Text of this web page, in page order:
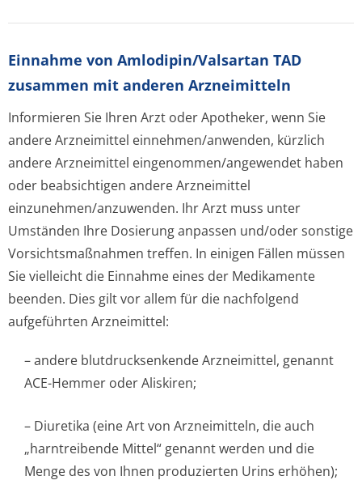
Einnahme von Amlodipin/Valsartan TAD
zusammen mit anderen Arzneimitteln
Informieren Sie Ihren Arzt oder Apotheker, wenn Sie
andere Arzneimittel einnehmen/anwenden, kürzlich
andere Arzneimittel eingenommen/an­gewendet haben
oder beabsichtigen andere Arzneimittel
einzunehmen/an­zuwenden. Ihr Arzt muss unter
Umständen Ihre Dosierung anpassen und/oder sonstige
Vorsichtsmaßnahmen treffen. In einigen Fällen müssen
Sie vielleicht die Einnahme eines der Medikamente
beenden. Dies gilt vor allem für die nachfolgend
aufgeführten Arzneimittel:
– andere blutdrucksenkende Arzneimittel, genannt
ACE-Hemmer oder Aliskiren;
– Diuretika (eine Art von Arzneimitteln, die auch
„harntreibende Mittel“ genannt werden und die
Menge des von Ihnen produzierten Urins erhöhen);